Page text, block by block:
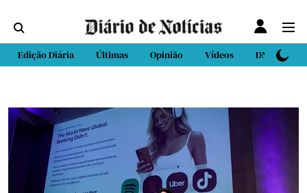
Edição Diária Últimas Opinião Vídeos DN Sport